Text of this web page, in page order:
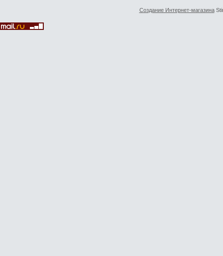
Создание Интернет-магазина